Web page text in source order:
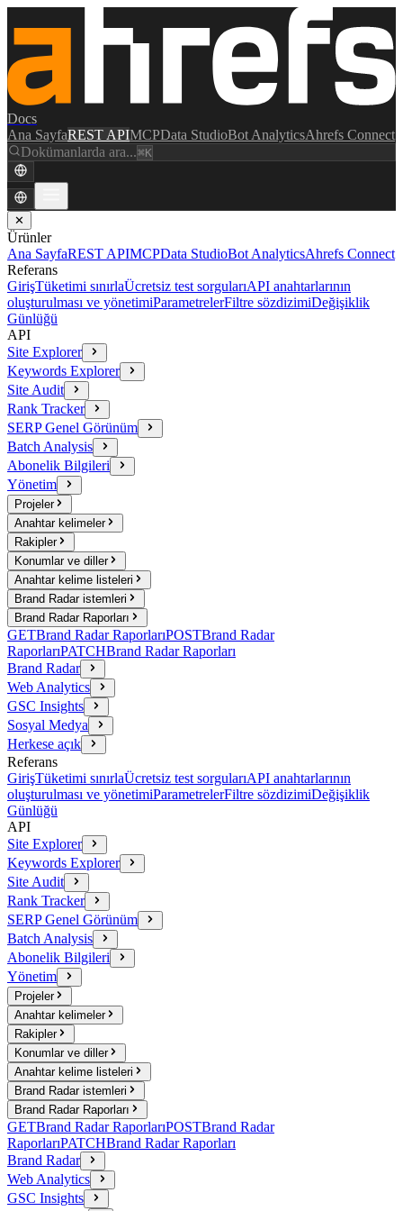
Docs
Ana SayfaREST APIMCPData StudioBot AnalyticsAhrefs Connect
Dokümanlarda ara...⌘K
✕
Ürünler
Ana SayfaREST APIMCPData StudioBot AnalyticsAhrefs Connect
Referans
GirişTüketimi sınırlaÜcretsiz test sorgularıAPI anahtarlarının
oluşturulması ve yönetimiParametrelerFiltre sözdizimiDeğişiklik
Günlüğü
API
Site Explorer
Keywords Explorer
Site Audit
Rank Tracker
SERP Genel Görünüm
Batch Analysis
Abonelik Bilgileri
Yönetim
Projeler
Anahtar kelimeler
Rakipler
Konumlar ve diller
Anahtar kelime listeleri
Brand Radar istemleri
Brand Radar Raporları
GETBrand Radar RaporlarıPOSTBrand Radar
RaporlarıPATCHBrand Radar Raporları
Brand Radar
Web Analytics
GSC Insights
Sosyal Medya
Herkese açık
Referans
GirişTüketimi sınırlaÜcretsiz test sorgularıAPI anahtarlarının
oluşturulması ve yönetimiParametrelerFiltre sözdizimiDeğişiklik
Günlüğü
API
Site Explorer
Keywords Explorer
Site Audit
Rank Tracker
SERP Genel Görünüm
Batch Analysis
Abonelik Bilgileri
Yönetim
Projeler
Anahtar kelimeler
Rakipler
Konumlar ve diller
Anahtar kelime listeleri
Brand Radar istemleri
Brand Radar Raporları
GETBrand Radar RaporlarıPOSTBrand Radar
RaporlarıPATCHBrand Radar Raporları
Brand Radar
Web Analytics
GSC Insights